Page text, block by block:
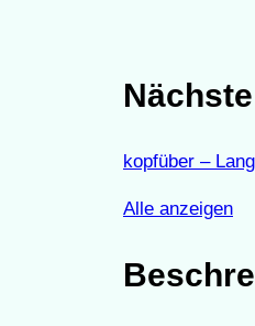
kopfüber –
Alle anzeigen